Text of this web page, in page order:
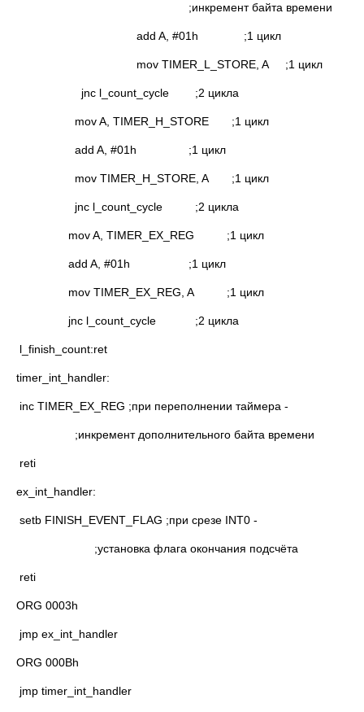
;инкремент байта времени
add A, #01h ;1 цикл
mov TIMER_L_STORE, A ;1 цикл
jnc l_count_cycle ;2 цикла
mov A, TIMER_H_STORE ;1 цикл
add A, #01h ;1 цикл
mov TIMER_H_STORE, A ;1 цикл
jnc l_count_cycle ;2 цикла
mov A, TIMER_EX_REG ;1 цикл
add A, #01h ;1 цикл
mov TIMER_EX_REG, A ;1 цикл
jnc l_count_cycle ;2 цикла
l_finish_count:ret
timer_int_handler:
inc TIMER_EX_REG ;при переполнении таймера -
;инкремент дополнительного байта времени
reti
ex_int_handler:
setb FINISH_EVENT_FLAG ;при срезе INT0 -
;установка флага окончания подсчёта
reti
ORG 0003h
jmp ex_int_handler
ORG 000Bh
jmp timer_int_handler